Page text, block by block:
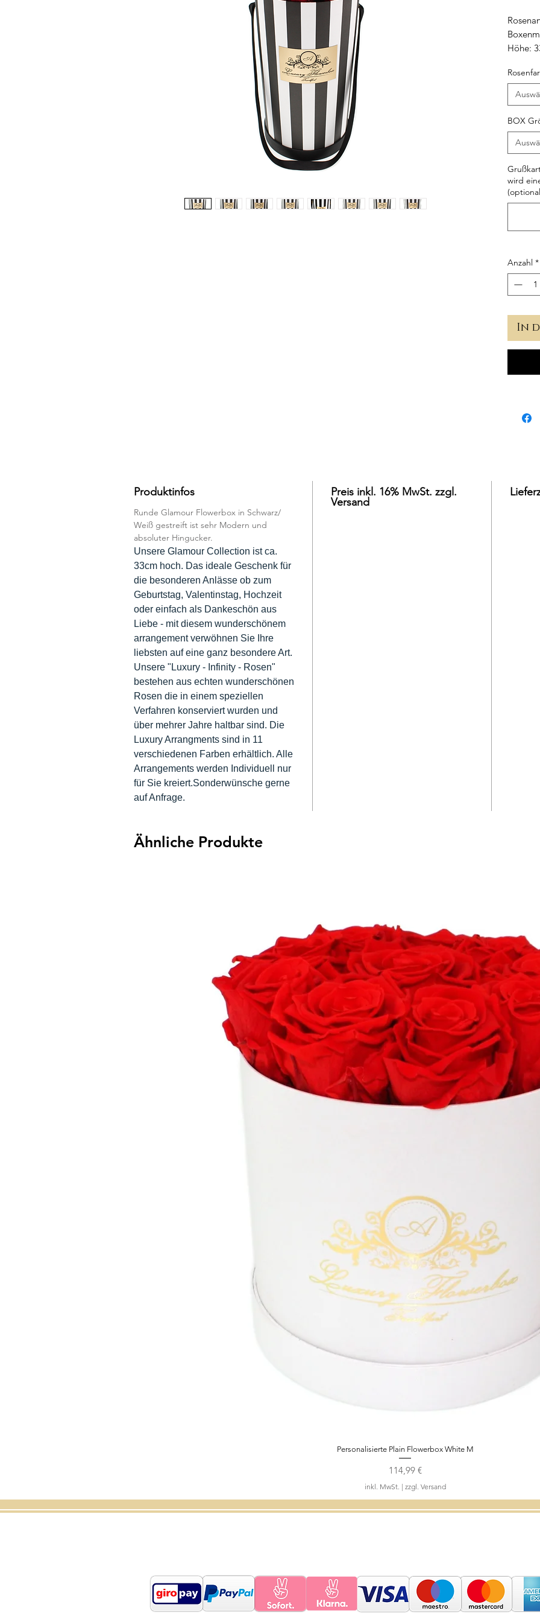
Höhe:
BOX
wird
Anzahl *
In
Produktinfos
Runde Glamour Flowerbox in Schwarz/
Weiß gestreift ist sehr Modern und
absoluter Hingucker.
Unsere Glamour Collection ist ca.
33cm hoch. Das ideale Geschenk für
die besonderen Anlässe ob zum
Geburtstag, Valentinstag, Hochzeit
oder einfach als Dankeschön aus
Liebe - mit diesem wunderschönem
arrangement verwöhnen Sie Ihre
liebsten auf eine ganz besondere Art.
Unsere "Luxury - Infinity - Rosen"
bestehen aus echten wunderschönen
Rosen die in einem speziellen
Verfahren konserviert wurden und
über mehrer Jahre haltbar sind. Die
Luxury Arrangments sind in 11
verschiedenen Farben erhältlich. Alle
Arrangements werden Individuell nur
für Sie kreiert.Sonderwünsche gerne
auf Anfrage.
Preis inkl. 16% MwSt. zzgl.
Versand
Ähnliche Produkte
Schnellansicht
Personalisierte Plain Flowerbox White M
Preis
114,99 €
inkl. MwSt. | zzgl. Versand